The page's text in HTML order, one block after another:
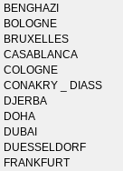
BENGHAZI
BOLOGNE
BRUXELLES
CASABLANCA
COLOGNE
CONAKRY _ DIASS
DJERBA
DOHA
DUBAI
DUESSELDORF
FRANKFURT